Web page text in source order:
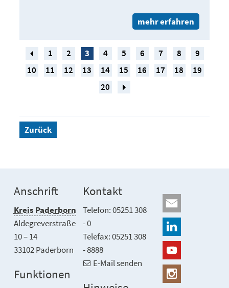
mehr erfahren
1 2 3 4 5 6 7 8
9
10
11 12 13 14 15 16 17 18
19
20
Zurück
Anschrift
Kreis Paderborn
Aldegreverstraße
10 – 14
33102 Paderborn
Kontakt
Telefon: 05251 308
- 0
Telefax: 05251 308
- 8888
E-Mail senden
Funktionen